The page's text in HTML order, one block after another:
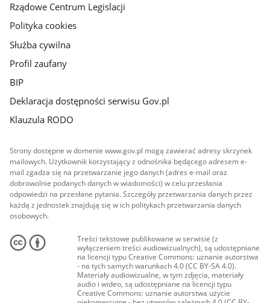
Rządowe Centrum Legislacji
Polityka cookies
Służba cywilna
Profil zaufany
BIP
Deklaracja dostępności serwisu Gov.pl
Klauzula RODO
Strony dostępne w domenie www.gov.pl mogą zawierać adresy skrzynek
mailowych. Użytkownik korzystający z odnośnika będącego adresem e-
mail zgadza się na przetwarzanie jego danych (adres e-mail oraz
dobrowolnie podanych danych w wiadomości) w celu przesłania
odpowiedzi na przesłane pytania. Szczegóły przetwarzania danych przez
każdą z jednostek znajdują się w ich politykach przetwarzania danych
osobowych.
Treści tekstowe publikowane w serwisie (z
wyłączeniem treści audiowizualnych), są udostępniane
na licencji typu Creative Commons: uznanie autorstwa
- na tych samych warunkach 4.0 (CC BY-SA 4.0).
Materiały audiowizualne, w tym zdjęcia, materiały
audio i wideo, są udostępniane na licencji typu
Creative Commons: uznanie autorstwa użycie